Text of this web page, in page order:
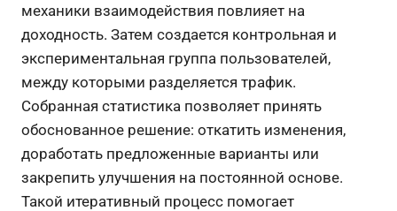
механики взаимодействия повлияет на
доходность. Затем создается контрольная и
экспериментальная группа пользователей,
между которыми разделяется трафик.
Собранная статистика позволяет принять
обоснованное решение: откатить изменения,
доработать предложенные варианты или
закрепить улучшения на постоянной основе.
Такой итеративный процесс помогает